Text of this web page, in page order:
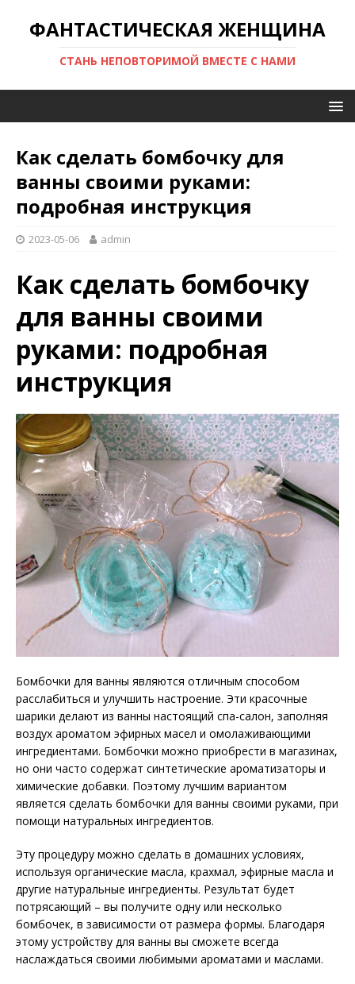
ФАНТАСТИЧЕСКАЯ ЖЕНЩИНА
СТАНЬ НЕПОВТОРИМОЙ ВМЕСТЕ С НАМИ
Как сделать бомбочку для
ванны своими руками:
подробная инструкция
2023-05-06 admin
Как сделать бомбочку
для ванны своими
руками: подробная
инструкция
Бомбочки для ванны являются отличным способом
расслабиться и улучшить настроение. Эти красочные
шарики делают из ванны настоящий спа-салон, заполняя
воздух ароматом эфирных масел и омолаживающими
ингредиентами. Бомбочки можно приобрести в магазинах,
но они часто содержат синтетические ароматизаторы и
химические добавки. Поэтому лучшим вариантом
является сделать бомбочки для ванны своими руками, при
помощи натуральных ингредиентов.
Эту процедуру можно сделать в домашних условиях,
используя органические масла, крахмал, эфирные масла и
другие натуральные ингредиенты. Результат будет
потрясающий – вы получите одну или несколько
бомбочек, в зависимости от размера формы. Благодаря
этому устройству для ванны вы сможете всегда
наслаждаться своими любимыми ароматами и маслами.